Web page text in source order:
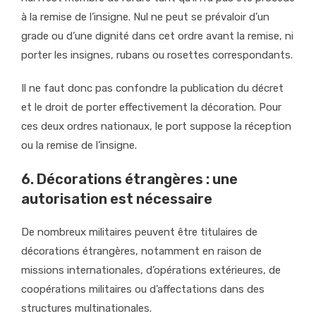
à la remise de l’insigne. Nul ne peut se prévaloir d’un
grade ou d’une dignité dans cet ordre avant la remise, ni
porter les insignes, rubans ou rosettes correspondants.
Il ne faut donc pas confondre la publication du décret
et le droit de porter effectivement la décoration. Pour
ces deux ordres nationaux, le port suppose la réception
ou la remise de l’insigne.
6. Décorations étrangères : une
autorisation est nécessaire
De nombreux militaires peuvent être titulaires de
décorations étrangères, notamment en raison de
missions internationales, d’opérations extérieures, de
coopérations militaires ou d’affectations dans des
structures multinationales.